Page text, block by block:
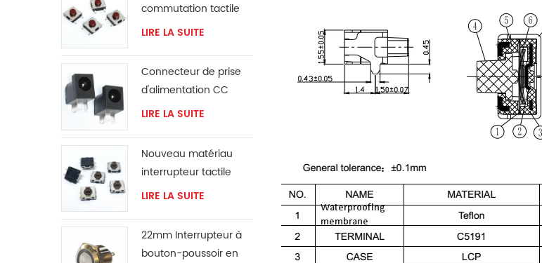
commutation tactile
rouge à montage en
LIRE LA SUITE
Connecteur de prise
d'alimentation CC
LIRE LA SUITE
Nouveau matériau
interrupteur tactile
SMD 12*12 IP67
LIRE LA SUITE
22mm Interrupteur à
bouton-poussoir en